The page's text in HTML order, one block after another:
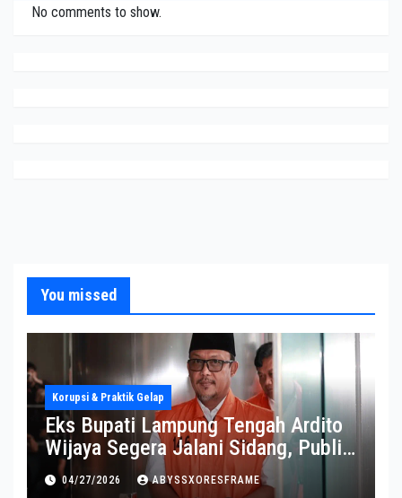
No comments to show.
You missed
Korupsi & Praktik Gelap
Eks Bupati Lampung Tengah Ardito
Wijaya Segera Jalani Sidang, Publik
Soroti Perkembangannya
04/27/2026 ABYSSXORESFRAME